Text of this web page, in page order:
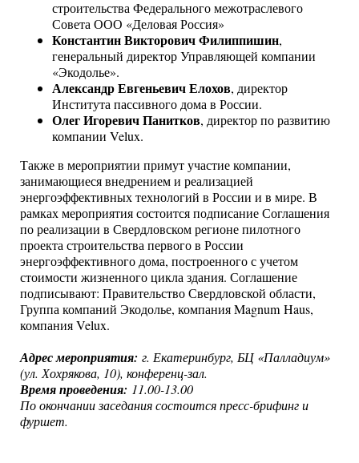
строительства Федерального межотраслевого
Совета ООО «Деловая Россия»
Константин Викторович Филиппишин,
генеральный директор Управляющей компании
«Экодолье».
Александр Евгеньевич Елохов, директор
Института пассивного дома в России.
Олег Игоревич Панитков, директор по развитию
компании Velux.
Также в мероприятии примут участие компании,
занимающиеся внедрением и реализацией
энергоэффективных технологий в России и в мире. В
рамках мероприятия состоится подписание Соглашения
по реализации в Свердловском регионе пилотного
проекта строительства первого в России
энергоэффективного дома, построенного с учетом
стоимости жизненного цикла здания. Соглашение
подписывают: Правительство Свердловской области,
Группа компаний Экодолье, компания Magnum Haus,
компания Velux.
Адрес мероприятия: г. Екатеринбург, БЦ «Палладиум»
(ул. Хохрякова, 10), конференц-зал.
Время проведения: 11.00-13.00
По окончании заседания состоится пресс-брифинг и
фуршет.